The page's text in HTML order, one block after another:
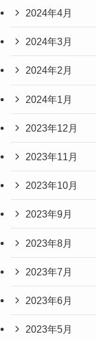
2024年4月
2024年3月
2024年2月
2024年1月
2023年12月
2023年11月
2023年10月
2023年9月
2023年8月
2023年7月
2023年6月
2023年5月